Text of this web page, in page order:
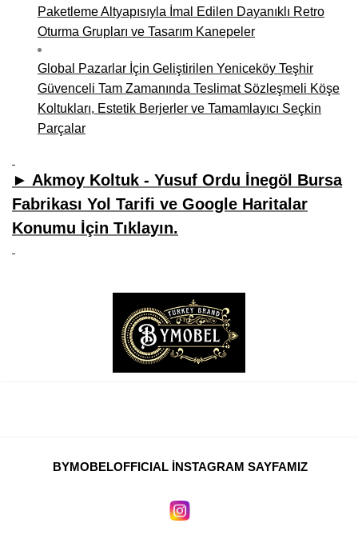
Paketleme Altyapısıyla İmal Edilen Dayanıklı Retro
Oturma Grupları ve Tasarım Kanepeler
Global Pazarlar İçin Geliştirilen Yeniceköy Teşhir
Güvenceli Tam Zamanında Teslimat Sözleşmeli Köşe
Koltukları, Estetik Berjerler ve Tamamlayıcı Seçkin
Parçalar
► Akmoy Koltuk - Yusuf Ordu İnegöl Bursa
Fabrikası Yol Tarifi ve Google Haritalar
Konumu İçin Tıklayın.
BYMOBELOFFICIAL İNSTAGRAM SAYFAMIZ